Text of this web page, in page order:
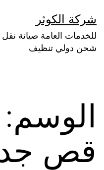
إلى
المحتوى
شركة الكوثر
للخدمات العامة صيانة
شحن دولي تنظيف
الوسم:
قص